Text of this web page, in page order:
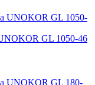
GL 1050-46